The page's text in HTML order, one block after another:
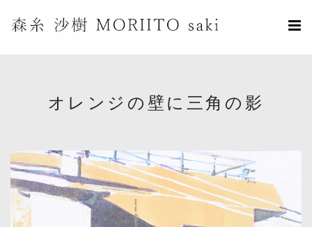
オレンジの壁に三角の影